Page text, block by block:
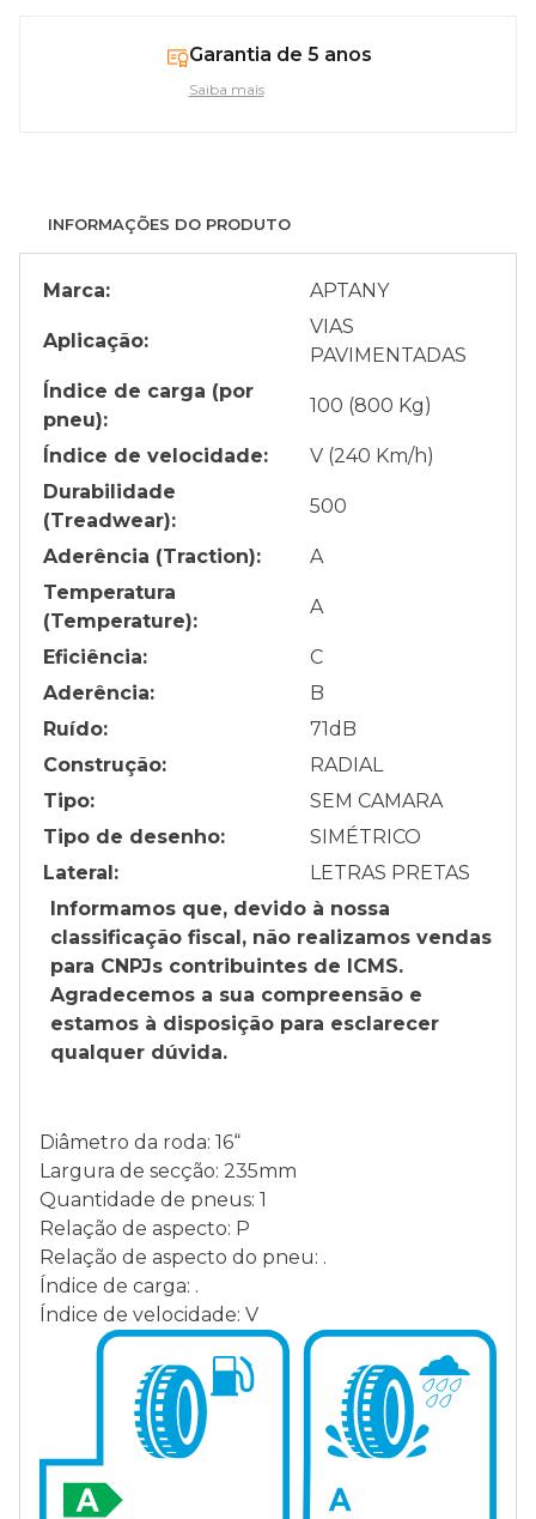
Garantia de 5 anos
Saiba mais
INFORMAÇÕES DO PRODUTO
Marca: APTANY
Aplicação:
VIAS
PAVIMENTADAS
Índice de carga (por
pneu):
100 (800 Kg)
Índice de velocidade:
V (240 Km/h)
Durabilidade
(Treadwear):
500
Aderência (Traction):
A
Temperatura
(Temperature):
A
Eficiência:
C
Aderência:
B
Ruído:
71dB
Construção:
RADIAL
Tipo:
SEM CAMARA
Tipo de desenho:
SIMÉTRICO
Lateral:
LETRAS PRETAS
Informamos que, devido à nossa
classificação fiscal, não realizamos vendas
para CNPJs contribuintes de ICMS.
Agradecemos a sua compreensão e
estamos à disposição para esclarecer
qualquer dúvida.
Diâmetro da roda: 16“
Largura de secção: 235mm
Quantidade de pneus: 1
Relação de aspecto: P
Relação de aspecto do pneu: .
Índice de carga: .
Índice de velocidade: V